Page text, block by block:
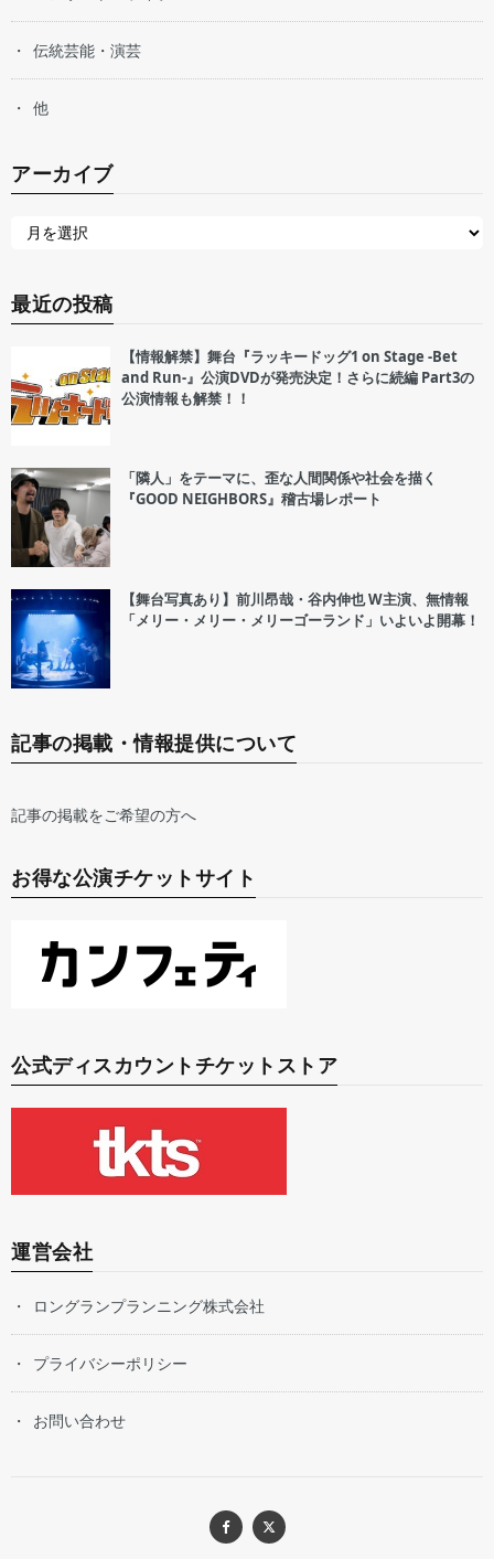
伝統芸能・演芸
他
アーカイブ
最近の投稿
【情報解禁】舞台『ラッキードッグ1 on Stage -Bet
and Run-』公演DVDが発売決定！さらに続編 Part3の
公演情報も解禁！！
「隣人」をテーマに、歪な人間関係や社会を描く
『GOOD NEIGHBORS』稽古場レポート
【舞台写真あり】前川昂哉・谷内伸也 W主演、無情報
「メリー・メリー・メリーゴーランド」いよいよ開幕！
記事の掲載・情報提供について
記事の掲載をご希望の方へ
お得な公演チケットサイト
公式ディスカウントチケットストア
運営会社
ロングランプランニング株式会社
プライバシーポリシー
お問い合わせ